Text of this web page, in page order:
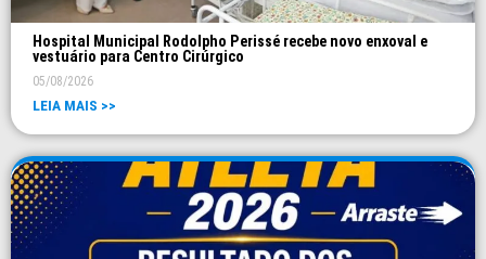
Hospital Municipal Rodolpho Perissé recebe novo enxoval e
vestuário para Centro Cirúrgico
05/08/2026
LEIA MAIS >>